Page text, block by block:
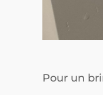
Pour un